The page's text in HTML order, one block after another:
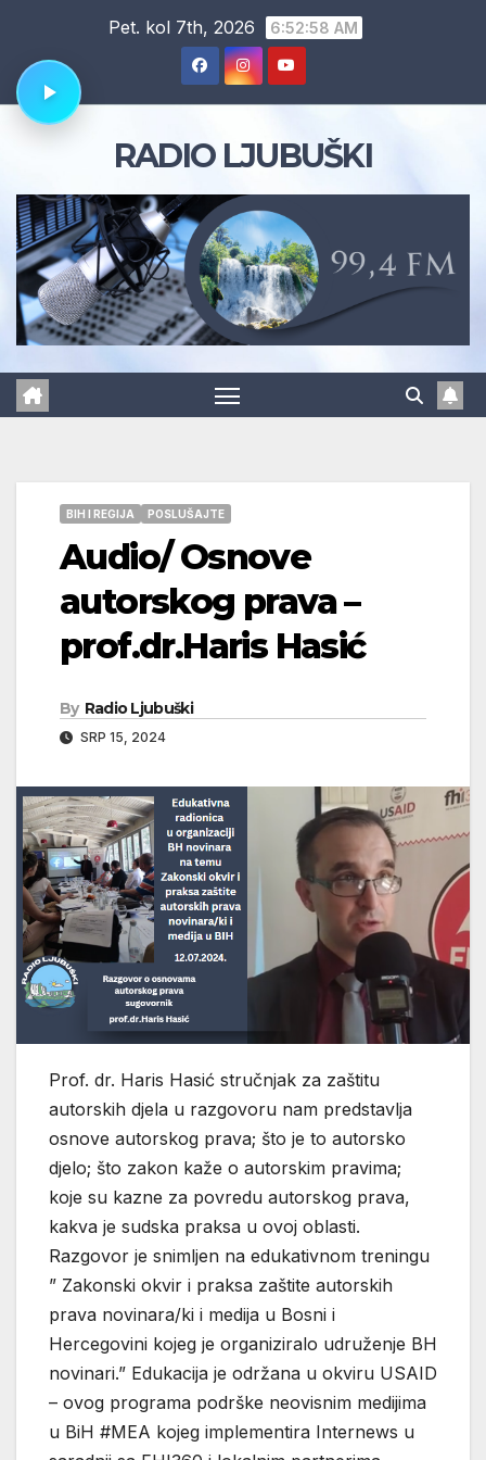
content
Pet. kol 7th, 2026 6:52:59 AM
RADIO LJUBUŠKI
BIH I REGIJA POSLUŠAJTE
Audio/ Osnove
autorskog prava –
prof.dr.Haris Hasić
By Radio Ljubuški
SRP 15, 2024
Prof. dr. Haris Hasić stručnjak za zaštitu
autorskih djela u razgovoru nam predstavlja
osnove autorskog prava; što je to autorsko
djelo; što zakon kaže o autorskim pravima;
koje su kazne za povredu autorskog prava,
kakva je sudska praksa u ovoj oblasti.
Razgovor je snimljen na edukativnom treningu
” Zakonski okvir i praksa zaštite autorskih
prava novinara/ki i medija u Bosni i
Hercegovini kojeg je organiziralo udruženje BH
novinari.” Edukacija je održana u okviru USAID
– ovog programa podrške neovisnim medijima
u BiH #MEA kojeg implementira Internews u